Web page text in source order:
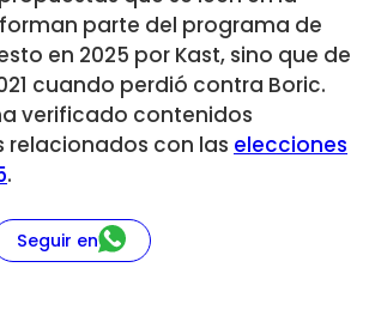
parte del programa de
en 2025 por Kast, sino que de
cuando perdió contra Boric.
verificado contenidos
con las elecciones
.
Seguir en